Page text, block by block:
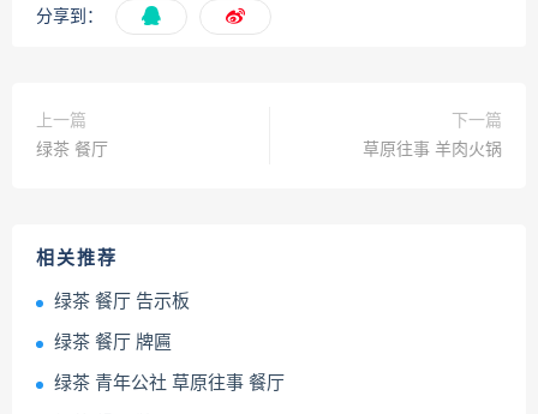
分享到：
上一篇
绿茶 餐厅
下一篇
草原往事 羊肉火锅
相关推荐
绿茶 餐厅 告示板
绿茶 餐厅 牌匾
绿茶 青年公社 草原往事 餐厅